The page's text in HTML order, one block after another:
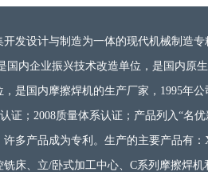
开发设计与制造为一体的现代机械制造专
国内企业振兴技术改造单位，是国内原
，是国内摩擦焊机的生产厂家，1995年公
证；2008质量体系认证；产品列入“名
许多产品成为专利。生产的主要产品有：
铣床、立/卧式加工中心、C系列摩擦焊机